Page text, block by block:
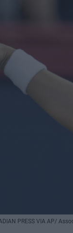
PRESS VIA AP/